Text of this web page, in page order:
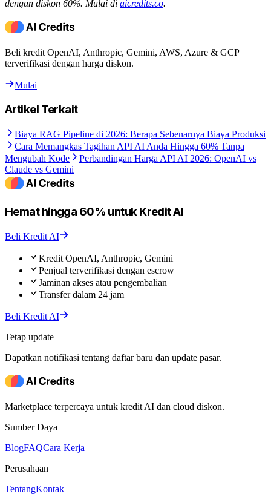
dengan diskon 60%. Mulai di aicredits.co.
Beli kredit OpenAI, Anthropic, Gemini, AWS, Azure & GCP
terverifikasi dengan harga diskon.
Mulai
Artikel Terkait
Biaya RAG Pipeline di 2026: Berapa Sebenarnya Biaya Produksi
Cara Memangkas Tagihan API AI Anda Hingga 60% Tanpa
Mengubah Kode
Perbandingan Harga API AI 2026: OpenAI vs
Claude vs Gemini
Hemat hingga 60% untuk Kredit AI
Beli Kredit AI
Kredit OpenAI, Anthropic, Gemini
Penjual terverifikasi dengan escrow
Jaminan akses atau pengembalian
Transfer dalam 24 jam
Beli Kredit AI
Tetap update
Dapatkan notifikasi tentang daftar baru dan update pasar.
Marketplace terpercaya untuk kredit AI dan cloud diskon.
Sumber Daya
BlogFAQCara Kerja
Perusahaan
TentangKontak